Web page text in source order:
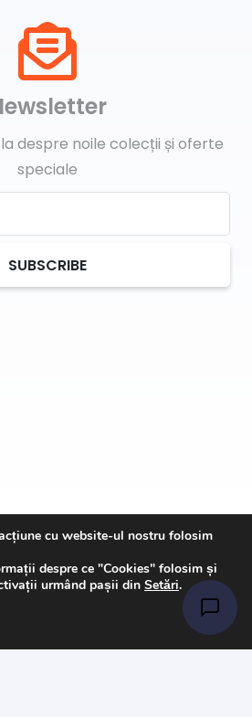
despre noile colecții și oferte
speciale
SUBSCRIBE
cu website-ul nostru folosim
despre ce "Cookies" folosim și
urmând pașii din Setări.